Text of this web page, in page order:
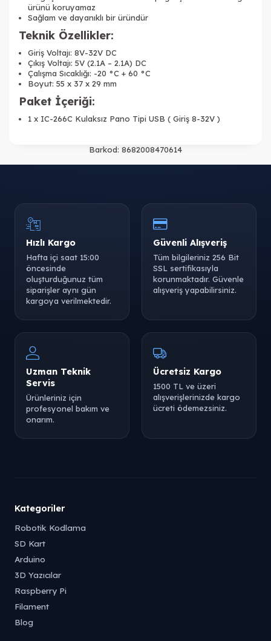
ürünü koruyamaz
Sağlam ve dayanıklı bir üründür
Teknik Özellikler:
Giriş Voltajı: 8V-32V DC
Çıkış Voltajı: 5V (2.1A – 2.1A) DC
Çalışma Sıcaklığı: -20 °C + 60 °C
Boyut: 55 x 37 x 29 mm
Paket İçeriği:
1 x IC-266C Kulaksız Pano Tipi USB ( Giriş 8-32V )
Barkod: 8682008470614
Hızlı Kargo
Hafta içi saat 15:00
öncesinde
oluşturduğunuz tüm
siparişler aynı gün
kargoya verilmektedir.
Güvenli Alışveriş
Tüm bilgileriniz 256 Bit
SSL sertifikasıyla
korunmaktadır. Güvenle
alışveriş yapabilirsiniz.
Uzman Teknik
Servis
Ürünleriniz için
profesyonel bakım ve
onarım.
Ücretsiz Kargo
1500 TL ve üzeri
alışverişlerinizde kargo
ücreti ödemezsiniz.
Kategoriler
Robotik Kodlama
SD Kart
Arduino
3D Yazıcılar
Raspberry Pi
Filament
Blog